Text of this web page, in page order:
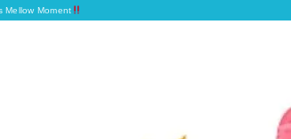
Mellow Moment